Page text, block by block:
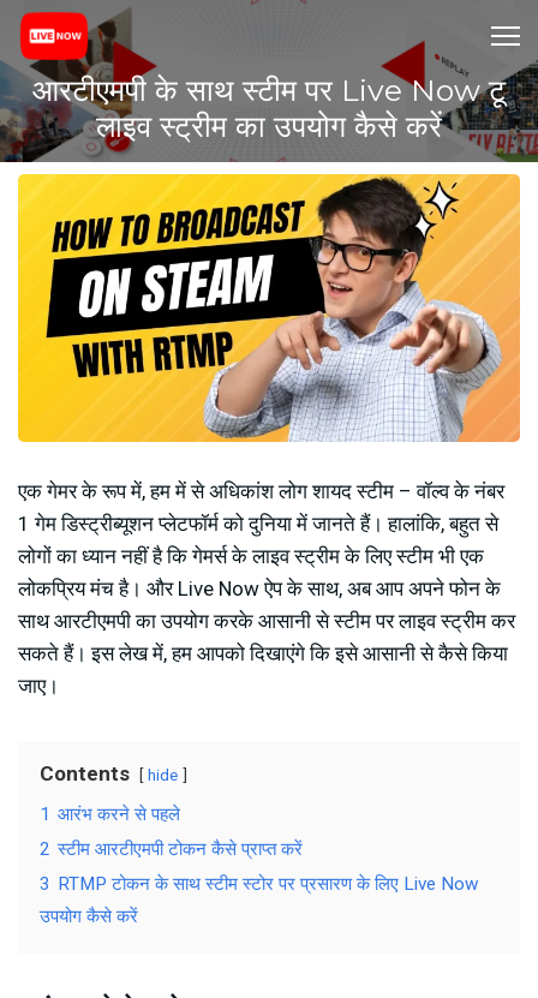
आरटीएमपी के साथ स्टीम पर Live Now टू
लाइव स्ट्रीम का उपयोग कैसे करें
एक गेमर के रूप में, हम में से अधिकांश लोग शायद स्टीम – वॉल्व के नंबर
1 गेम डिस्ट्रीब्यूशन प्लेटफॉर्म को दुनिया में जानते हैं। हालांकि, बहुत से
लोगों का ध्यान नहीं है कि गेमर्स के लाइव स्ट्रीम के लिए स्टीम भी एक
लोकप्रिय मंच है। और Live Now ऐप के साथ, अब आप अपने फोन के
साथ आरटीएमपी का उपयोग करके आसानी से स्टीम पर लाइव स्ट्रीम कर
सकते हैं। इस लेख में, हम आपको दिखाएंगे कि इसे आसानी से कैसे किया
जाए।
Contents hide
1 आरंभ करने से पहले
2 स्टीम आरटीएमपी टोकन कैसे प्राप्त करें
3 RTMP टोकन के साथ स्टीम स्टोर पर प्रसारण के लिए Live Now
उपयोग कैसे करें